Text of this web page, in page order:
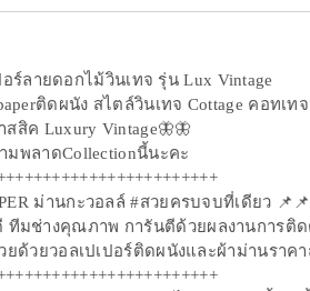
อร์ลายดอกไม้วินเทจ รุ่น Lux Vintage
ติดผนัง สไตล์วินเทจ Cottage คอทเท
สสิค Luxury Vintage🦋🦋
มพลาดCollectionนี้นะคะ
ม่านกะวอลล์ #สวยครบจบที่เดียว 📌📌
ทีมช่างคุณภาพ การันตีด้วยผลงานการติด
ยด้วยวอลเปเปอร์ติดผนังและผ้าม่านราคา